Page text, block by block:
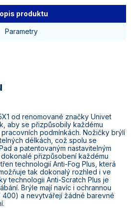
produktu
Parametry
od renomované značky Univet
aby se přizpůsobily každému
podmínkách. Nožičky brýlí
délkách, což spolu se
a patentovaným nastavitelným
přizpůsobení každému
technologií Anti-Fog Plus, která
tak dokonalý rozhled i ve
technologii Anti-Scratch Plus je
Brýle mají navíc i ochrannou
400) a nevytvářejí žádné barevné